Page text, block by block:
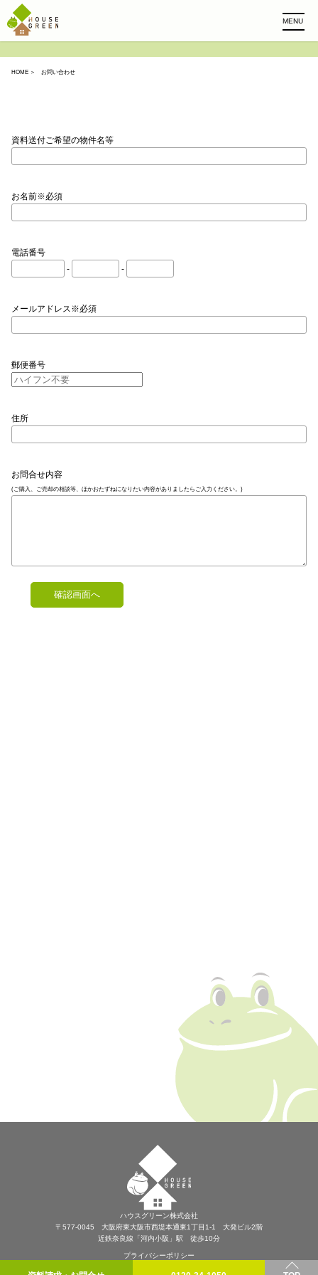
MENU
HOME ＞ お問い合わせ
資料送付ご希望の物件名等
お名前※必須
電話番号
-
-
メールアドレス※必須
郵便番号
住所
お問合せ内容
(ご購入、ご売却の相談等、ほかおたずねになりたい内容がありましたらご入力ください。)
ハウスグリーン株式会社
〒577-0045 大阪府東大阪市西堤本通東1丁目1-1 大発ビル2階
近鉄奈良線「河内小阪」駅 徒歩10分
プライバシーポリシー